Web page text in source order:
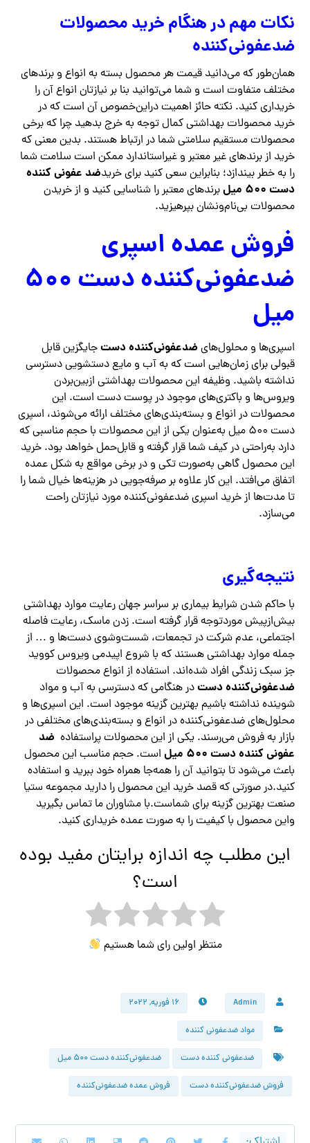
نکات مهم در هنگام خرید محصولات
ضدعفونی‌کننده
همان‌طور که می‌دانید قیمت هر محصول بسته به انواع و برندهای
مختلف متفاوت است و شما می‌توانید بنا بر نیازتان انواع آن را
خریداری کنید. نکته حائز اهمیت دراین‌خصوص آن است که در
خرید محصولات بهداشتی کمال توجه به خرج بدهید چرا که برخی
محصولات مستقیم سلامتی شما در ارتباط هستند. بدین معنی که
خرید از برندهای غیر معتبر و غیراستاندارد ممکن است سلامت شما
را به خطر بیندازد؛ بنابراین سعی کنید برای خریدضد عفونی کننده
دست ۵۰۰ میل
برندهای معتبر را شناسایی کنید و از خریدن
محصولات بی‌نام‌ونشان بپرهیزید.
فروش عمده اسپری
ضدعفونی‌کننده دست ۵۰۰
میل
اسپری‌ها و محلول‌های ضدعفونی‌کننده دستجایگزین قابل
قبولی برای زمان‌هایی است که به آب و مایع دستشویی دسترسی
نداشته باشید. وظیفه این محصولات بهداشتی ازبین‌بردن
ویروس‌ها و باکتری‌های موجود در پوست دست است. این
محصولات در انواع و بسته‌بندی‌های مختلف ارائه می‌شوند، اسپری
دست ۵۰۰ میل به‌عنوان یکی از این محصولات با حجم مناسبی که
دارد به‌راحتی در کیف شما قرار گرفته و قابل‌حمل خواهد بود. خرید
این محصول گاهی به‌صورت تکی و در برخی مواقع به شکل عمده
اتفاق می‌افتد. این کار علاوه بر صرفه‌جویی در هزینه‌ها خیال شما را
تا مدت‌ها از خرید اسپری ضدعفونی‌کننده مورد نیازتان راحت
می‌سازد.
نتیجه‌گیری
با حاکم شدن شرایط بیماری بر سراسر جهان رعایت موارد بهداشتی
بیش‌ازپیش موردتوجه قرار گرفته است. زدن ماسک، رعایت فاصله
اجتماعی، عدم شرکت در تجمعات، شست‌وشوی دست‌ها و … از
جمله موارد بهداشتی هستند که با شروع اپیدمی ویروس کووید
جز سبک زندگی افراد شده‌اند. استفاده از انواع محصولات
ضدعفونی‌کننده دستدر هنگامی که دسترسی به آب و مواد
شوینده نداشته باشیم بهترین گزینه موجود است. این اسپری‌ها و
محلول‌های ضدعفونی‌کننده در انواع و بسته‌بندی‌های مختلفی در
بازار به فروش می‌رسند. یکی از این محصولات پراستفاده ضد
عفونی کننده دست ۵۰۰ میل
است. حجم مناسب این محصول
باعث می‌شود تا بتوانید آن را همه‌جا همراه خود ببرید و استفاده
کنید.در صورتی که قصد خرید این محصول را دارید مجموعه ستیا
صنعت بهترین گزینه برای شماست.با مشاوران ما تماس بگیرید
واین محصول با کیفیت را به صورت عمده خریداری کنید.
این مطلب چه اندازه برایتان مفید بوده
است؟
منتظر اولین رای شما هستیم
Admin ۱۶ فوریه, ۲۰۲۲
مواد ضدعفونی کننده
ضدعفونی کننده دست ضدعفونی‌کننده دست ۵۰۰ میل
فروش ضدعفونی‌کننده دست فروش عمده ضدعفونی‌کننده